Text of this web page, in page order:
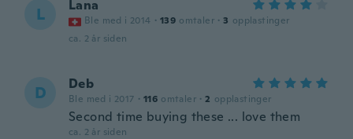
L Lana
Ble med i 2014 · 139 omtaler · 3 opplastinger
ca. 2 år siden
D Deb
Ble med i 2017 · 116 omtaler · 2 opplastinger
Second time buying these ... love them
ca. 2 år siden